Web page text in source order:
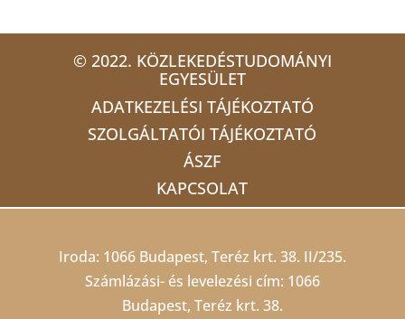
© 2022. KÖZLEKEDÉSTUDOMÁNYI
EGYESÜLET
ADATKEZELÉSI TÁJÉKOZTATÓ
SZOLGÁLTATÓI TÁJÉKOZTATÓ
ÁSZF
KAPCSOLAT
Iroda: 1066 Budapest, Teréz krt. 38. II/235.
Számlázási- és levelezési cím: 1066
Budapest, Teréz krt. 38.